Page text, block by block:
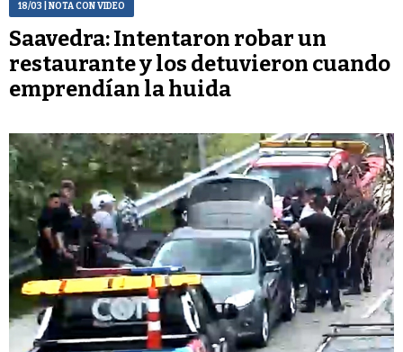
18/03 | NOTA CON VIDEO
Saavedra: Intentaron robar un
restaurante y los detuvieron cuando
emprendían la huida